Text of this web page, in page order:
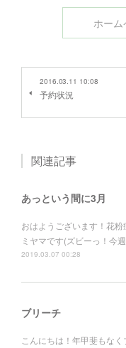
ホーム
2016.03.11 10:08
予約状況
関連記事
あっという間に3月
おはようございます！花
ミヤマです(ズビーっ！今
2019.03.07 00:28
ブリーチ
こんにちは！年甲斐もな